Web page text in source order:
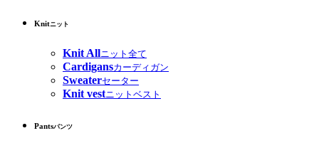
Knitニット
Knit Allニット全て
Cardigansカーディガン
Sweaterセーター
Knit vestニットベスト
Pantsパンツ